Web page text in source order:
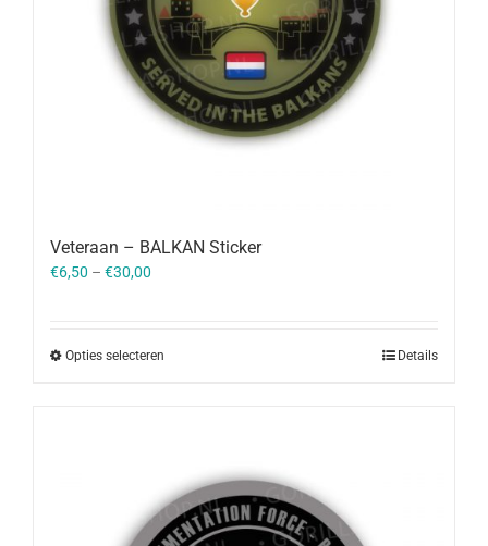
Veteraan – BALKAN Sticker
€6,50 – €30,00
Opties selecteren Details